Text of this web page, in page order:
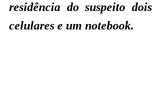
residência do suspeito dois
celulares e um notebook.